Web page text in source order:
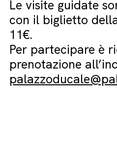
Le visite guidate
con il biglietto
11€.
Per partecipare è
prenotazione